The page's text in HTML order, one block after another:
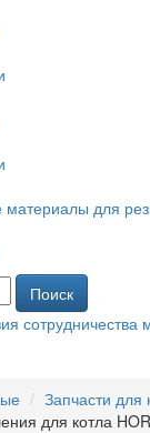
материалы для
Поиск
Запчасти для
для котла